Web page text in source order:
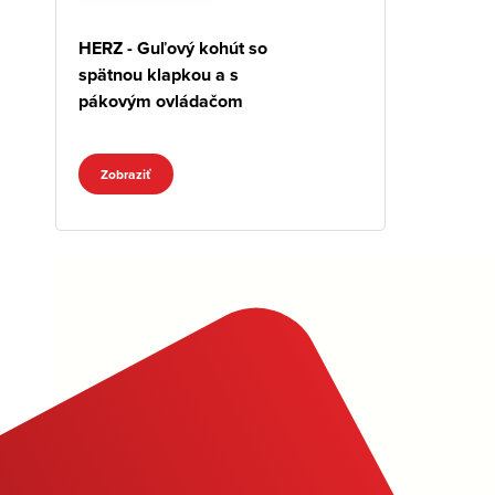
HERZ - Guľový kohút so
spätnou klapkou a s
pákovým ovládačom
Zobraziť